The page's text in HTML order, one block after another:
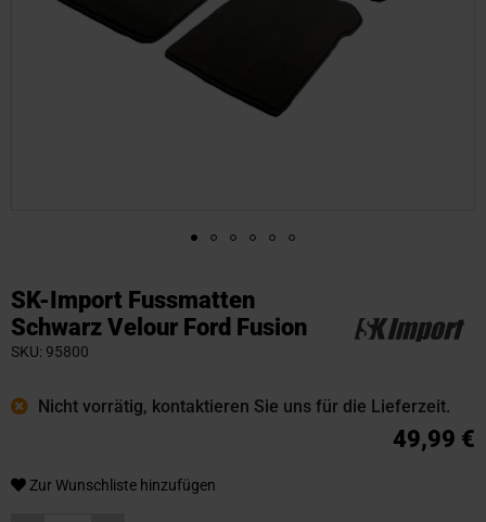
SK-Import Fussmatten
Schwarz Velour Ford Fusion
SKU 95800
Nicht vorrätig, kontaktieren Sie uns für die Lieferzeit.
49,99 €
Zur Wunschliste hinzufügen
Anfang
der
Bildgalerie